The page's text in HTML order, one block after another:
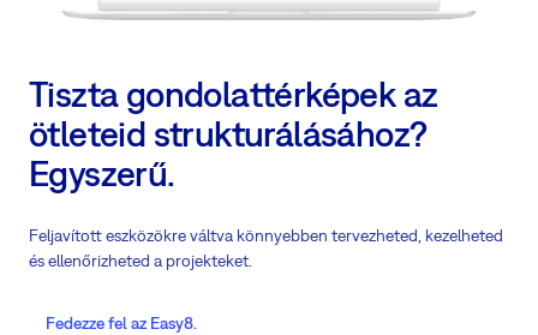
Tiszta gondolattérképek az
ötleteid strukturálásához?
Egyszerű.
Feljavított eszközökre váltva könnyebben tervezheted, kezelheted
és ellenőrizheted a projekteket.
Fedezze fel az Easy8.